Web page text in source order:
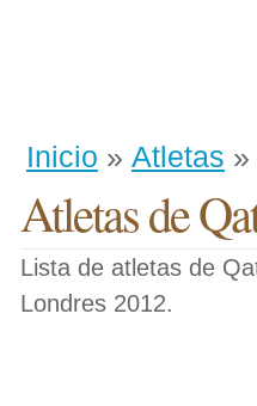
Inicio » Atletas »
Atletas de
Lista de atletas de
Londres 2012.